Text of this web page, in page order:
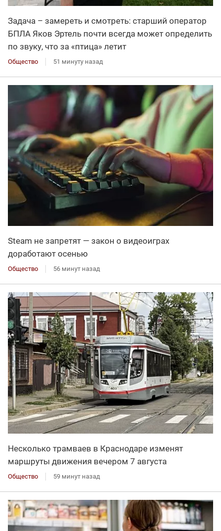
Задача – замереть и смотреть: старший оператор
БПЛА Яков Эртель почти всегда может определить
по звуку, что за «птица» летит
Общество 51 минуту назад
Steam не запретят — закон о видеоиграх
доработают осенью
Общество 56 минут назад
Несколько трамваев в Краснодаре изменят
маршруты движения вечером 7 августа
Общество 59 минут назад